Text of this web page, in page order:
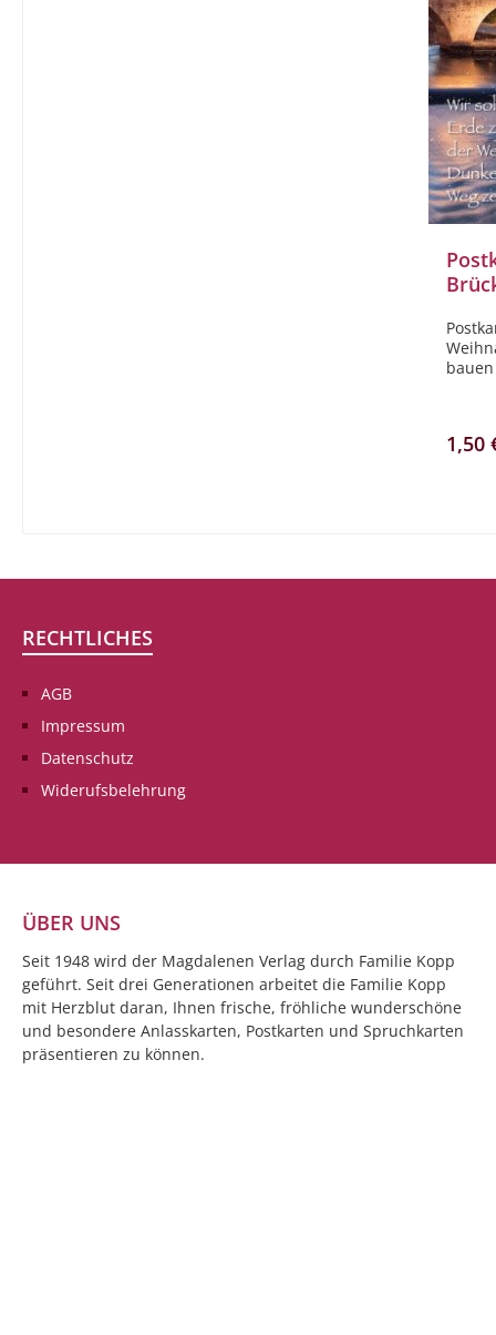
und
1,50
RECHTLICHES
AGB
Impressum
Datenschutz
Widerufsbelehrung
ÜBER UNS
Seit 1948 wird der Magdalenen Verlag durch Familie Kopp
geführt. Seit drei Generationen arbeitet die Familie Kopp
mit Herzblut daran, Ihnen frische, fröhliche wunderschöne
und besondere Anlasskarten, Postkarten und Spruchkarten
präsentieren zu können.